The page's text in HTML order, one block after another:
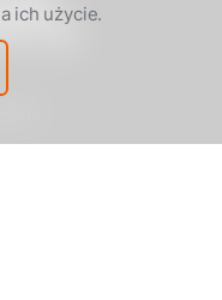
ich użycie.